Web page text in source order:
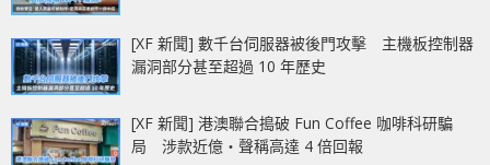
[XF 新聞] 數千台伺服器被後門攻擊 主機板控制器
漏洞部分甚至超過 10 年歷史
[XF 新聞] 港澳聯合搗破 Fun Coffee 咖啡科研騙
局 涉款近億‧聲稱高達 4 倍回報